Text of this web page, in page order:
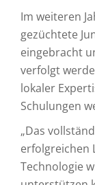
Im weiteren
gezüchtete
eingebracht
verfolgt
lokaler
Schulungen
„Das
erfolgreichen
Technologie